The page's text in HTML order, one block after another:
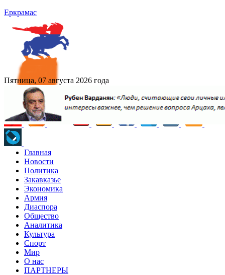
Еркрамас
Пятница, 07 августа 2026 года
Главная
Новости
Политика
Закавказье
Экономика
Армия
Диаспора
Общество
Аналитика
Культура
Спорт
Мир
О нас
ПАРТНЕРЫ